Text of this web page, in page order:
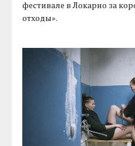
фестивале в Локарно за
отходы».